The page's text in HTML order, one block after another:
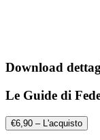
Download
Le Guide di
€6,90 – L'acquisto